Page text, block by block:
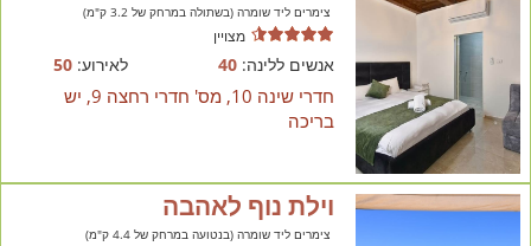
צימרים ליד שומרה (בשתולה במרחק של 3.2 ק"מ)
מצויין
אנשים ללינה:40 לאירוע:50
חדרי שינה 10, מס' חדרי רחצה 9, יש
בריכה
וילת נוף לאהבה
צימרים ליד שומרה (בנטועה במרחק של 4.4 ק"מ)